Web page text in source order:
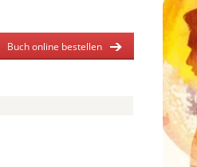
Buch online bestellen